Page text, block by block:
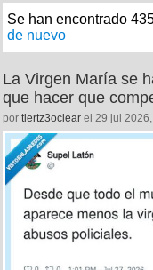
Se han encontrado
de nuevo
La Virgen María se
que hacer que
por tiertz3oclear el 29 jul